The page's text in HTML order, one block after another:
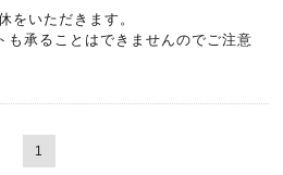
をいただきます。
も承ることはできませんのでご注意
1